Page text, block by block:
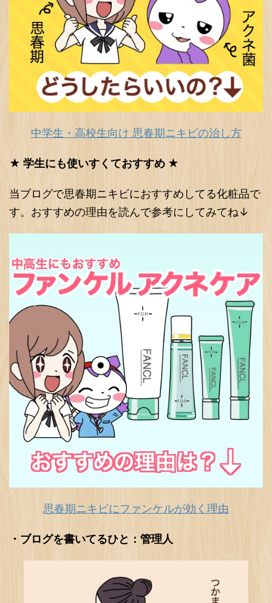
中学生・高校生向け 思春期ニキビの治し方
★ 学生にも使いすくておすすめ ★
当ブログで思春期ニキビにおすすめしてる化粧品で
す。おすすめの理由を読んで参考にしてみてね↓
思春期ニキビにファンケルが効く理由
・ブログを書いてるひと：管理人